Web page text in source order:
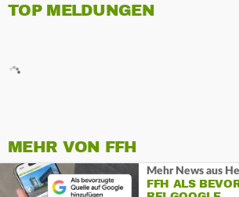
TOP MELDUNGEN
MEHR VON FFH
Mehr News aus
FFH ALS